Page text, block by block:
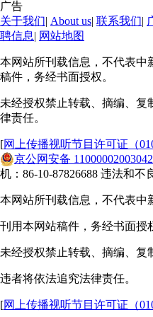
广告
关于我们| About us| 联系我们|
聘信息| 网站地图
本网站所刊载信息，不代表中
稿件，务经书面授权。
未经授权禁止转载、摘编、
律责任。
[网上传播视听节目许可证（
京公网安备
机：86-10-87826688 违法和不
本网站所刊载信息，不代表中
刊用本网站稿件，务经书面授
未经授权禁止转载、摘编、复
违者将依法追究法律责任。
[网上传播视听节目许可证（